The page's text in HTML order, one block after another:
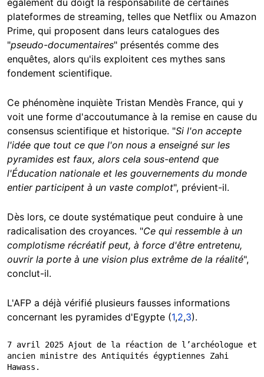
également du doigt la responsabilité de certaines
plateformes de streaming, telles que Netflix ou Amazon
Prime, qui proposent dans leurs catalogues des
"pseudo-documentaires" présentés comme des
enquêtes, alors qu'ils exploitent ces mythes sans
fondement scientifique.
Ce phénomène inquiète Tristan Mendès France, qui y
voit une forme d'accoutumance à la remise en cause du
consensus scientifique et historique. "Si l'on accepte
l'idée que tout ce que l'on nous a enseigné sur les
pyramides est faux, alors cela sous-entend que
l'Éducation nationale et les gouvernements du monde
entier participent à un vaste complot", prévient-il.
Dès lors, ce doute systématique peut conduire à une
radicalisation des croyances. "Ce qui ressemble à un
complotisme récréatif peut, à force d'être entretenu,
ouvrir la porte à une vision plus extrême de la réalité",
conclut-il.
L'AFP a déjà vérifié plusieurs fausses informations
concernant les pyramides d'Egypte (1,2,3).
7 avril 2025 Ajout de la réaction de l’archéologue et
ancien ministre des Antiquités égyptiennes Zahi
Hawass.